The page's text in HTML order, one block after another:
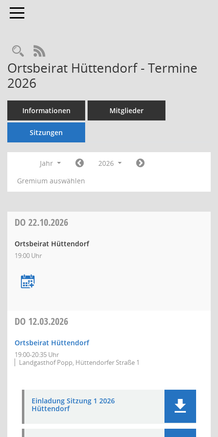
Toggle navigation
Rechercheauswahl
RSS-Feed
Ortsbeirat Hüttendorf - Termine
2026
Informationen Mitglieder
Sitzungen
Jahr
2026
Gremium auswählen
DO 22.10.2026
Ortsbeirat Hüttendorf
19:00 Uhr
DO 12.03.2026
Ortsbeirat Hüttendorf
19:00-20:35 Uhr
Landgasthof Popp, Hüttendorfer Straße 1
Einladung Sitzung 1 2026
Hüttendorf